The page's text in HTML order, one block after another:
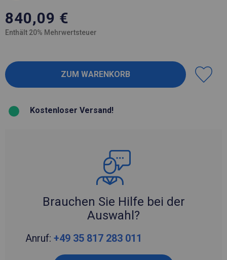
840,09 €
Enthält 20% Mehrwertsteuer
Kostenloser Versand!
Brauchen Sie Hilfe bei der
Auswahl?
Anruf: +49 35 817 283 011